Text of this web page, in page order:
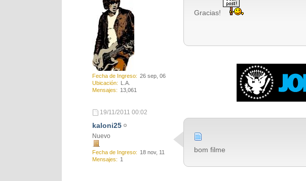
Fecha de Ingreso
26 sep, 06
Ubicación
L.A.
Mensajes
13,061
Gracias!
19/11/2011 00:02
kaloni25
Nuevo
Fecha de Ingreso
18 nov, 11
Mensajes
1
bom filme